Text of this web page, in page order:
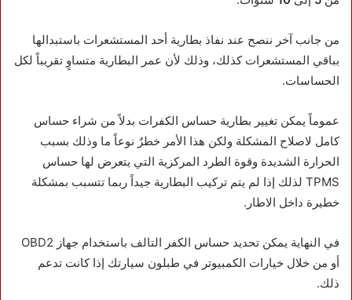
من جانب آخر ننصح عند نفاذ بطارية أحد المستشعرات باستبدالها
بباقي المستشعرات كذلك، وذلك لأن عمر البطارية متساوٍ تقريباً لكل
الحساسات.
عموماً يمكن تغيير بطارية حساس الكفرات بدلاً من شراء حساس
كامل لاصلاح المشكلة ولكن هذا الأمر خطرٌ نوعاً ما وذلك بسبب
الحرارة الشديدة وقوة الطرد المركزية التي يتعرض لها حساس
TPMS لذلك إذا لم يتم تركيب البطارية جيداً ربما تتسبب بمشكلة
خطيرة داخل الاطار.
في النهاية يمكن تحديد حساس الكفر التالف باستخدام جهاز OBD2
أو من خلال خيارات الكمبيوتر في طبلون سيارتك إذا كانت تدعم
ذلك.